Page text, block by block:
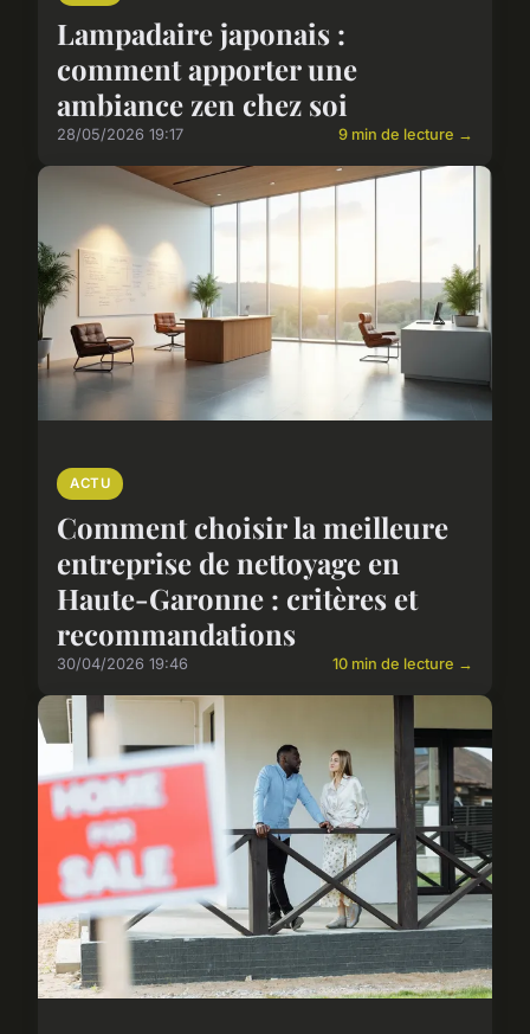
Lampadaire japonais :
comment apporter une
ambiance zen chez soi
28/05/2026 19:17 9 min de lecture →
ACTU
Comment choisir la meilleure
entreprise de nettoyage en
Haute-Garonne : critères et
recommandations
30/04/2026 19:46 10 min de lecture →